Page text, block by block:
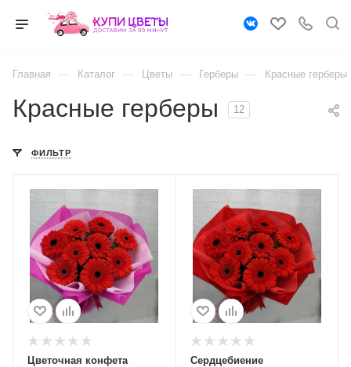
Главная — Каталог — Цветы — Герберы — Красные герберы
Красные герберы 12
ФИЛЬТР
Цветочная конфета Сердцебиение